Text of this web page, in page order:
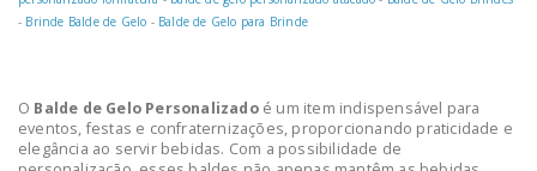
- Brinde Balde de Gelo - Balde de Gelo para Brinde
O Balde de Gelo Personalizadoé um item indispensável para
eventos, festas e confraternizações, proporcionando praticidade e
elegância ao servir bebidas. Com a possibilidade de